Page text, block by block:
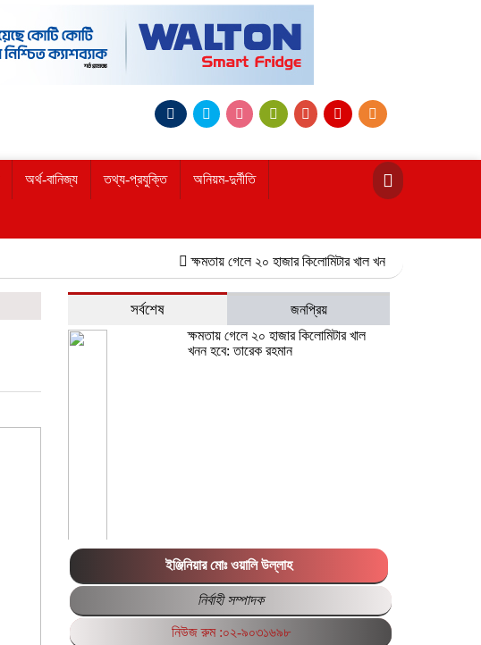
অর্থ-বানিজ্য তথ্য-প্রযুক্তি অনিয়ম-দুর্নীতি
ক্ষমতায় গেলে ২০ হাজার কিলোমিটার খাল খনন হবে: তারেক রহমান
সর্বশেষ
জনপ্রিয়
ক্ষমতায় গেলে ২০ হাজার কিলোমিটার খাল
খনন হবে: তারেক রহমান
ইঞ্জিনিয়ার মোঃ ওয়ালি উল্লাহ
নির্বাহী সম্পাদক
নিউজ রুম :০২-৯০৩১৬৯৮